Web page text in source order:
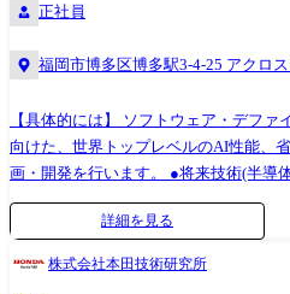
ュの構築: 部門ごとに分断されたデー
場のセンサーデータから経営ダッシュ
た生成AIガバナンスとインフラを設計
正社員
福岡市博多区博多駅3-4-25 アクロス
【具体的には】 ソフトウェア・デファ
向けた、世界トップレベルのAI性能、
画・開発を行います。 ●将来技術(半導体/AI/ソフトウェア)調査、ユーザ
ーニーズの予測や仮説に基づく、次世
目標値に基づく、SoCの要求仕様書の
詳細を見る
株式会社本田技術研究所